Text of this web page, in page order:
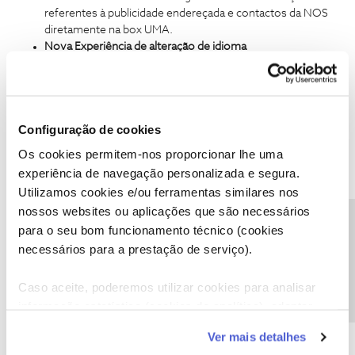
Configuração de cookies
Os cookies permitem-nos proporcionar lhe uma
experiência de navegação personalizada e segura.
Utilizamos cookies e/ou ferramentas similares nos
nossos websites ou aplicações que são necessários
para o seu bom funcionamento técnico (cookies
necessários para a prestação de serviço).
Caso aceite, poderemos utilizar cookies para analisar
funcionalidades (cookies de personalização e
Ver mais detalhes
referentes à publicidade endereçada e contactos da NOS
diretamente na box UMA.
Nova Experiência de alteração de idioma
Colocação da funcionalidade de alteração do idioma da box
no 1º nível do menu Definições e identificação da
Criação de uma área nas Definições da box UMA com
Iremos partilhar mais novidades brevemente.
Obrigado
Obrigado pela informação mas isso são funcionalidades que não
alteram nada, sao atualizações de cosmética.
O bug da resolução mantem-se e novas funcionalidades a sério